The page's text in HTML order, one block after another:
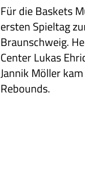
Für die Baskets
ersten Spieltag
Braunschweig.
Center Lukas
Jannik Möller
Rebounds.